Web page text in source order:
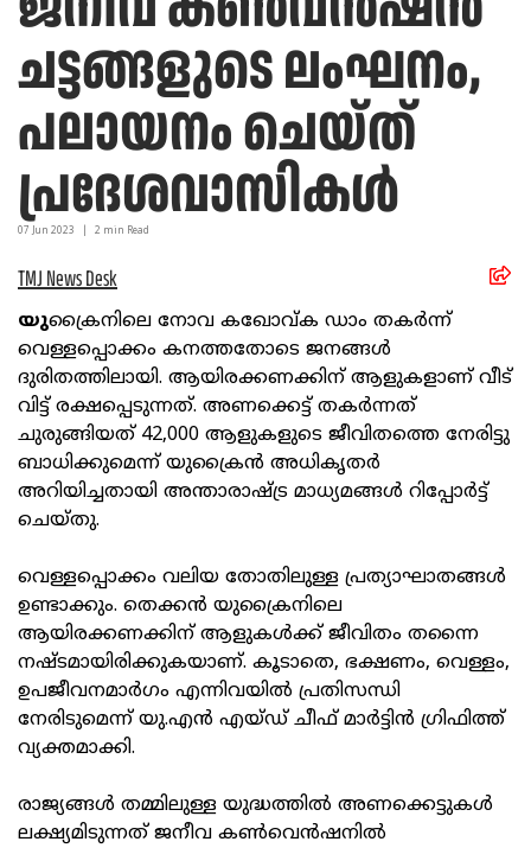
ചട്ടങ്ങളുടെ ലംഘനം,
പലായനം ചെയ്ത്
പ്രദേശവാസികൾ
07 Jun 2023 2 min Read
TMJ News Desk
യുക്രൈനിലെ നോവ കഖോവ്ക ഡാം തകർന്ന്
വെള്ളപ്പൊക്കം കനത്തതോടെ ജനങ്ങൾ
ദുരിതത്തിലായി. ആയിരക്കണക്കിന് ആളുകളാണ് വീട്
വിട്ട് രക്ഷപ്പെടുന്നത്. അണക്കെട്ട് തകർന്നത്
ചുരുങ്ങിയത് 42,000 ആളുകളുടെ ജീവിതത്തെ നേരിട്ടു
ബാധിക്കുമെന്ന് യുക്രൈൻ അധികൃതർ
അറിയിച്ചതായി അന്താരാഷ്ട്ര മാധ്യമങ്ങൾ റിപ്പോർട്ട്
ചെയ്തു.
വെള്ളപ്പൊക്കം വലിയ തോതിലുള്ള പ്രത്യാഘാതങ്ങൾ
ഉണ്ടാക്കും. തെക്കൻ യുക്രൈനിലെ
ആയിരക്കണക്കിന് ആളുകൾക്ക് ജീവിതം തന്നൈ
നഷ്ടമായിരിക്കുകയാണ്. കൂടാതെ, ഭക്ഷണം, വെള്ളം,
ഉപജീവനമാർഗം എന്നിവയിൽ പ്രതിസന്ധി
നേരിടുമെന്ന് യു.എൻ എയ്ഡ് ചീഫ് മാർട്ടിൻ ഗ്രിഫിത്ത്
വ്യക്തമാക്കി.
രാജ്യങ്ങൾ തമ്മിലുള്ള യുദ്ധത്തിൽ അണക്കെട്ടുകൾ
ലക്ഷ്യമിടുന്നത് ജനീവ കൺവെൻഷനിൽ